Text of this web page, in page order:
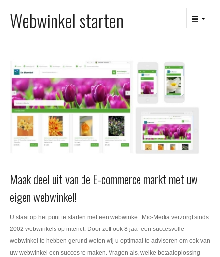
Domeinnaam registreren
Webwinkel starten
Maak deel uit van de E-commerce markt met uw
eigen webwinkel!
U staat op het punt te starten met een webwinkel. Mic-Media verzorgt sinds
2002 webwinkels op intenet. Door zelf ook 8 jaar een succesvolle
webwinkel te hebben gerund weten wij u optimaal te adviseren om ook van
uw webwinkel een succes te maken. Vragen als, welke betaaloplossing